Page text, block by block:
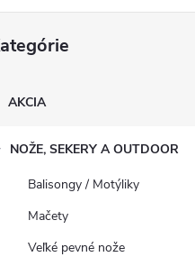
AKCIA
NOŽE, SEKERY A OUTDOOR
Balisongy / Motýliky
Mačety
Veľké pevné nože